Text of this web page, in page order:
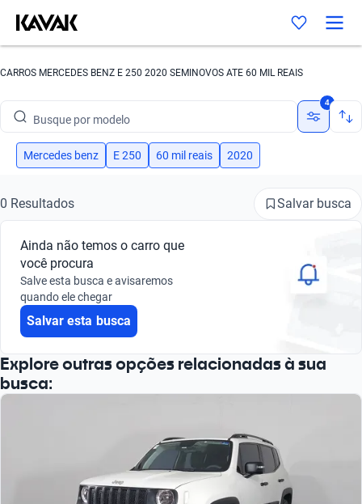
CARROS MERCEDES BENZ E 250 2020 SEMINOVOS ATE 60 MIL REAIS
Busque por modelo
Busque por versão
Busque por marca
Busque por modelo
Busque por versão
4
Mercedes benz E 250 60 mil reais 2020
0 Resultados Salvar busca
Ainda não temos o carro que
você procura
Salve esta busca e avisaremos
quando ele chegar
Salvar esta busca
Explore outras opções relacionadas à sua
busca: